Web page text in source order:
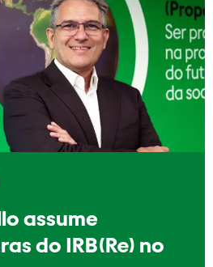
assume
do IRB(Re) no